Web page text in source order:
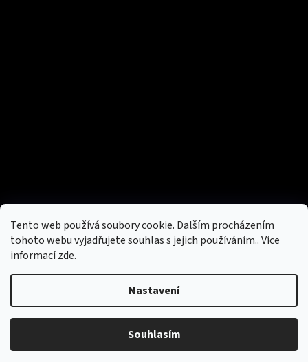
Tento web používá soubory cookie. Dalším procházením
tohoto webu vyjadřujete souhlas s jejich používáním.. Více
informacízde.
Nastavení
Souhlasím
Copyright 2026Aboutbag. Všechna práva vyhrazena. Vytvořil Shoptet